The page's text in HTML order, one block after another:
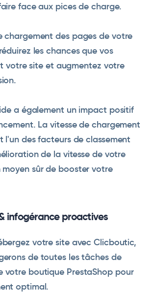
face aux pices de charge.
chargement des pages de votre
les chances que vos
votre site et augmentez votre
a également un impact positif
La vitesse de chargement
l'un des facteurs de classement
de la vitesse de votre
sûr de booster votre
infogérance proactives
votre site avec Clicboutic,
de toutes les tâches de
votre boutique PrestaShop pour
optimal.